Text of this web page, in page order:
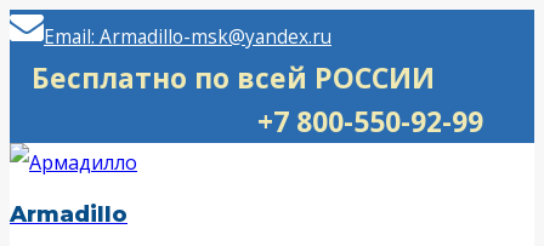
Перейти
Email: Armadillo-msk@yandex.ru
Бесплатно по всей РОССИИ
+7 800-550-92-99
Armadillo